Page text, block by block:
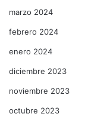
marzo 2024
febrero 2024
enero 2024
diciembre 2023
noviembre 2023
octubre 2023